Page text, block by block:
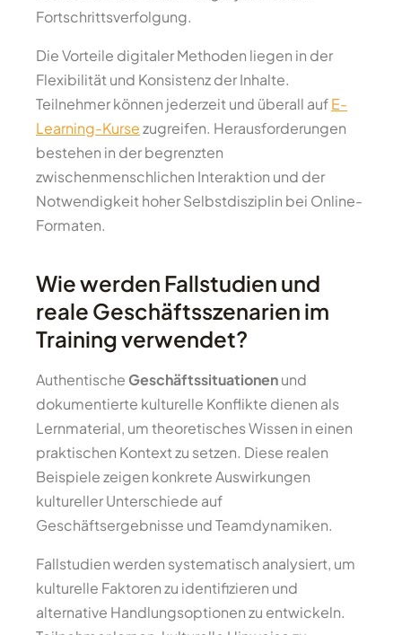
Fortschrittsverfolgung.
Die Vorteile digitaler Methoden liegen in der
Flexibilität und Konsistenz der Inhalte.
Teilnehmer können jederzeit und überall aufE-
Learning-Kursezugreifen. Herausforderungen
bestehen in der begrenzten
zwischenmenschlichen Interaktion und der
Notwendigkeit hoher Selbstdisziplin bei Online-
Formaten.
Wie werden Fallstudien und
reale Geschäftsszenarien im
Training verwendet?
Authentische Geschäftssituationenund
dokumentierte kulturelle Konflikte dienen als
Lernmaterial, um theoretisches Wissen in einen
praktischen Kontext zu setzen. Diese realen
Beispiele zeigen konkrete Auswirkungen
kultureller Unterschiede auf
Geschäftsergebnisse und Teamdynamiken.
Fallstudien werden systematisch analysiert, um
kulturelle Faktoren zu identifizieren und
alternative Handlungsoptionen zu entwickeln.